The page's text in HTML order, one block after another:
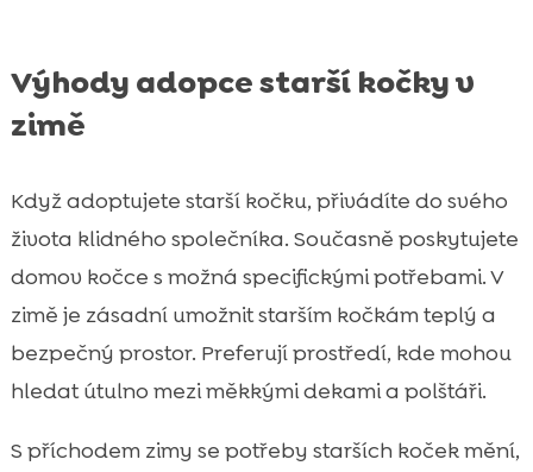
Výhody adopce starší kočky v
zimě
Když adoptujete starší kočku, přivádíte do svého
života klidného společníka. Současně poskytujete
domov kočce s možná specifickými potřebami. V
zimě je zásadní umožnit starším kočkám teplý a
bezpečný prostor. Preferují prostředí, kde mohou
hledat útulno mezi měkkými dekami a polštáři.
S příchodem zimy se potřeby starších koček mění,